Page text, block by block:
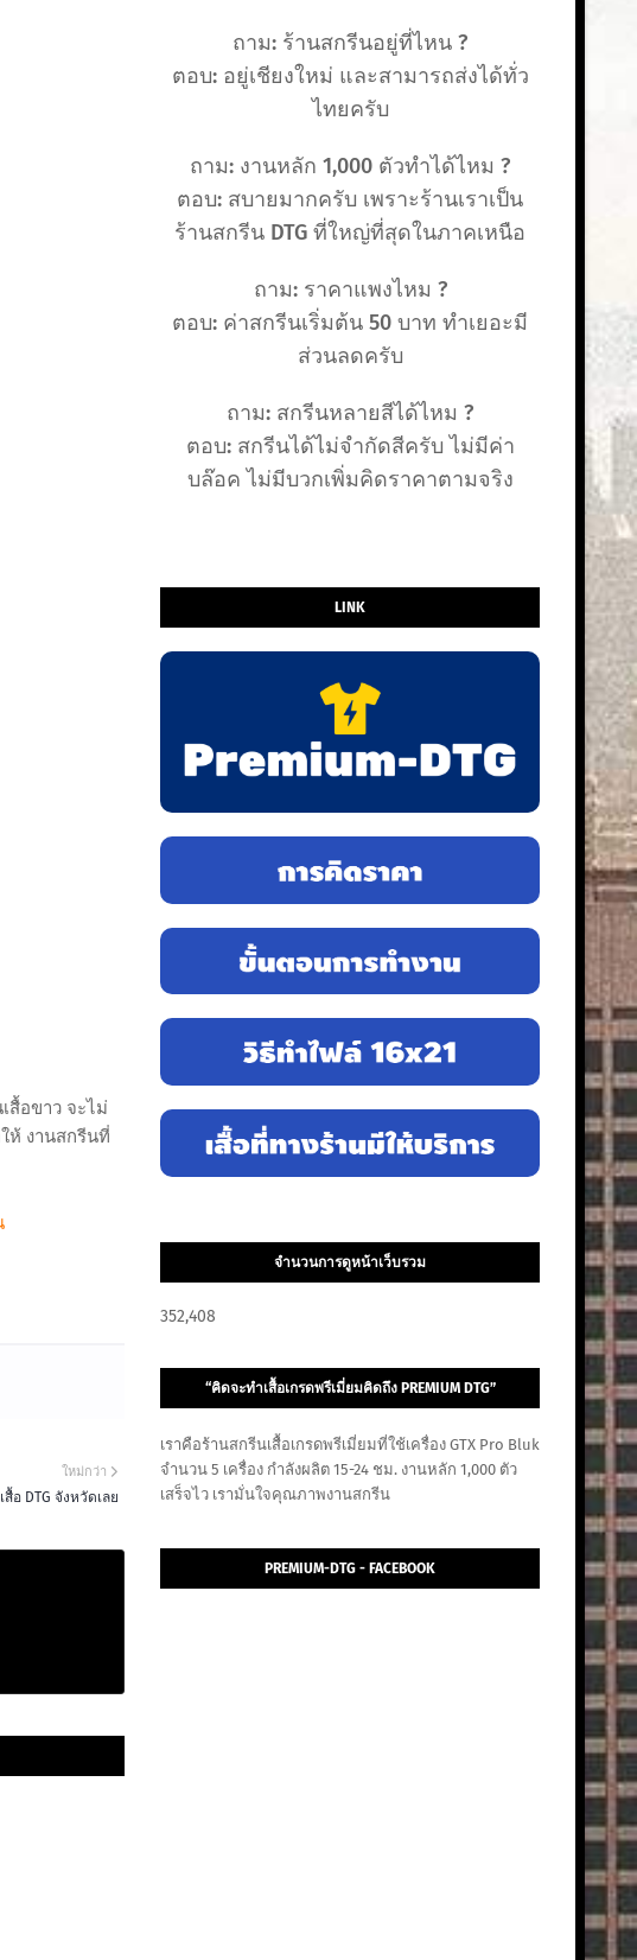
สื้อขาว จะไม่
ห้ งานสกรีนที่
ใหม่กว่า
อ DTG จังหวัดเลย
ถาม: ร้านสกรีนอยู่ที่ไหน ?
ตอบ: อยู่เชียงใหม่ และสามารถส่งได้ทั่ว
ไทยครับ
ถาม: งานหลัก 1,000 ตัวทำได้ไหม ?
ตอบ: สบายมากครับ เพราะร้านเราเป็น
ร้านสกรีน DTG ที่ใหญ่ที่สุดในภาคเหนือ
ถาม: ราคาแพงไหม ?
ตอบ: ค่าสกรีนเริ่มต้น 50 บาท ทำเยอะมี
ส่วนลดครับ
ถาม: สกรีนหลายสีได้ไหม ?
ตอบ: สกรีนได้ไม่จำกัดสีครับ ไม่มีค่า
บล๊อค ไม่มีบวกเพิ่มคิดราคาตามจริง
LINK
จำนวนการดูหน้าเว็บรวม
352,408
“คิดจะทำเสื้อเกรดพรีเมี่ยมคิดถึง PREMIUM DTG”
เราคือร้านสกรีนเสื้อเกรดพรีเมี่ยมที่ใช้เครื่อง GTX Pro Bluk
จำนวน 5 เครื่อง กำลังผลิต 15-24 ชม. งานหลัก 1,000 ตัว
เสร็จไว เรามั่นใจคุณภาพงานสกรีน
PREMIUM-DTG - FACEBOOK